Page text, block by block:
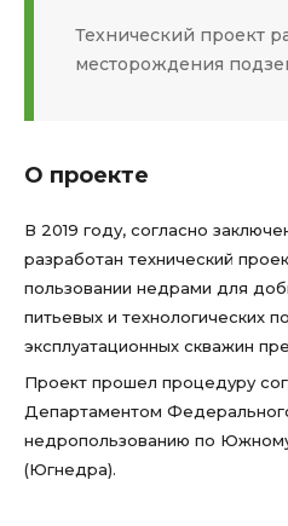
Технический проект
месторождения
О проекте
В 2019 году, согласно
разработан технический
пользовании недрами для
питьевых и технологических
эксплуатационных скважин
Проект прошел процедуру
Департаментом
недропользованию по
(Югнедра).